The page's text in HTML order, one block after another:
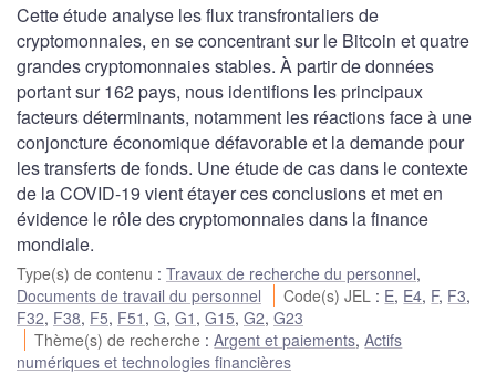
Cette étude analyse les flux transfrontaliers de
cryptomonnaies, en se concentrant sur le Bitcoin et quatre
grandes cryptomonnaies stables. À partir de données
portant sur 162 pays, nous identifions les principaux
facteurs déterminants, notamment les réactions face à une
conjoncture économique défavorable et la demande pour
les transferts de fonds. Une étude de cas dans le contexte
de la COVID‑19 vient étayer ces conclusions et met en
évidence le rôle des cryptomonnaies dans la finance
mondiale.
Type(s) de contenu : Travaux de recherche du personnel,
Documents de travail du personnel
Code(s) JEL : E, E4, F, F3,
F32, F38, F5, F51 , G, G1 , G15, G2, G23
Thème(s) de recherche :Argent et paiements,Actifs
numériques et technologies financières